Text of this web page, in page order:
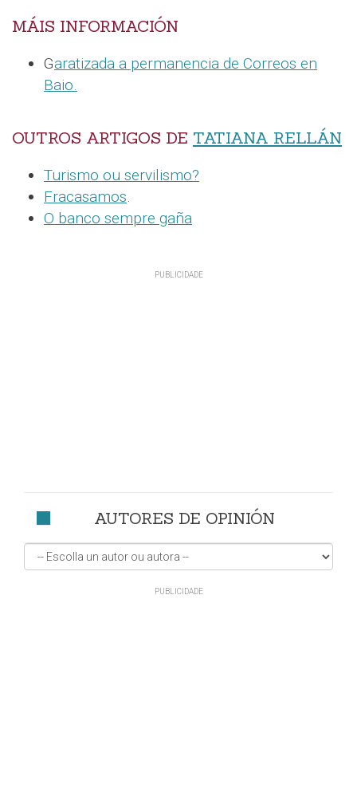
MÁIS INFORMACIÓN
Garatizada a permanencia de Correos en
Baio.
OUTROS ARTIGOS DE TATIANA RELLÁN
Turismo ou servilismo?
Fracasamos.
O banco sempre gaña
AUTORES DE OPINIÓN